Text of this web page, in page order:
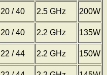
20 / 40 2.5 GHz
200W
20 / 40 2.2 GHz
135W
22 / 44 2.2 GHz
150W